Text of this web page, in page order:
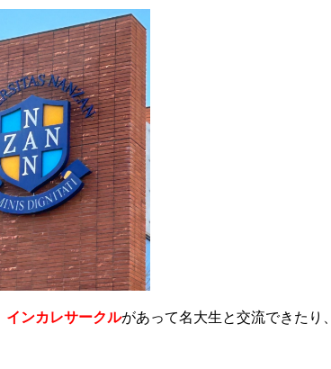
インカレサークルがあって名大生と交流できたり、